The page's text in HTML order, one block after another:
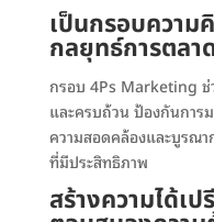
เป็นกรอบความ
กลยุทธ์การตลา
กรอบ 4Ps Marketing ช่
และครบถ้วน ป้องกันการ
ความสอดคล้องและบูรณ
ที่มีประสิทธิภาพ
สร้างความได้เ